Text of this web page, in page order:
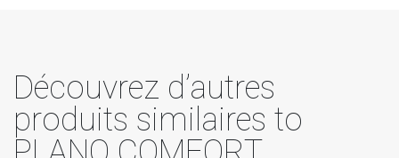
Découvrez d’autres
produits similaires to